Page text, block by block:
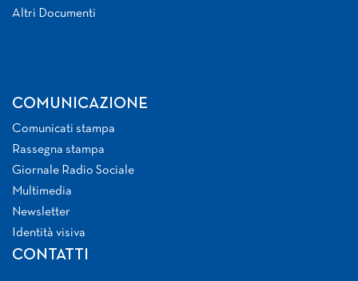
Altri Documenti
COMUNICAZIONE
Comunicati stampa
Rassegna stampa
Giornale Radio Sociale
Multimedia
Newsletter
Identità visiva
CONTATTI